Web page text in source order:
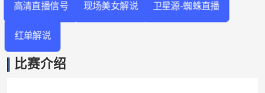
高清直播信号 现场美女解说 卫星源-蜘蛛直播
红单解说
比赛介绍